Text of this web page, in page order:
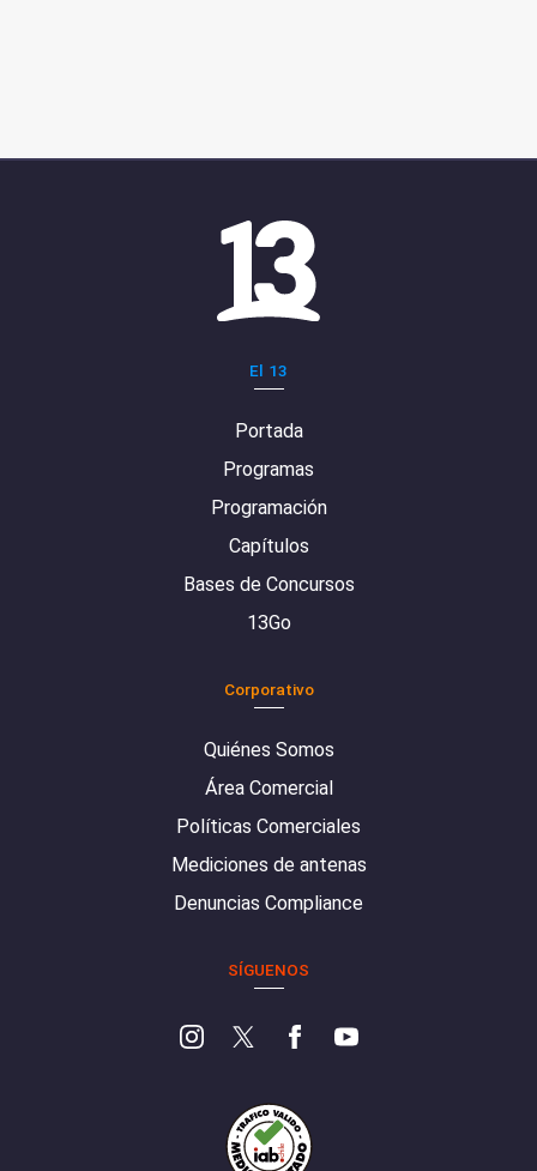
El 13
Portada
Programas
Programación
Capítulos
Bases de Concursos
13Go
Corporativo
Quiénes Somos
Área Comercial
Políticas Comerciales
Mediciones de antenas
Denuncias Compliance
SÍGUENOS